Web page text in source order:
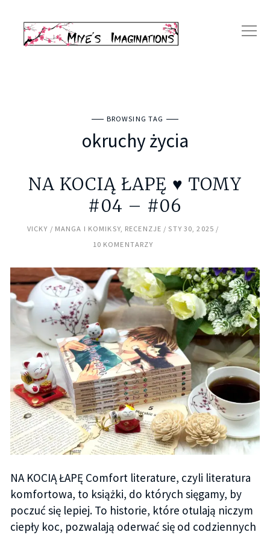
BROWSING TAG
okruchy życia
NA KOCIĄ ŁAPĘ ♥ TOMY
#04 – #06
VICKY MANGA I KOMIKSY, RECENZJE
STY 30, 2025
10 KOMENTARZY
NA KOCIĄ ŁAPĘ Comfort literature, czyli literatura
komfortowa, to książki, do których sięgamy, by
poczuć się lepiej. To historie, które otulają niczym
ciepły koc, pozwalają oderwać się od codziennych